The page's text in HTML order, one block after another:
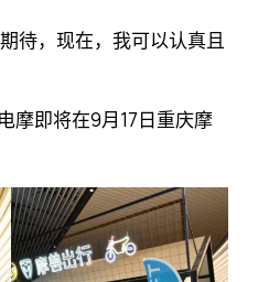
待，现在，我可以认真且
摩即将在9月17日重庆摩